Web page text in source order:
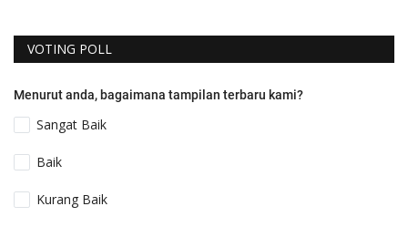
VOTING POLL
Menurut anda, bagaimana tampilan terbaru kami?
Sangat Baik
Baik
Kurang Baik